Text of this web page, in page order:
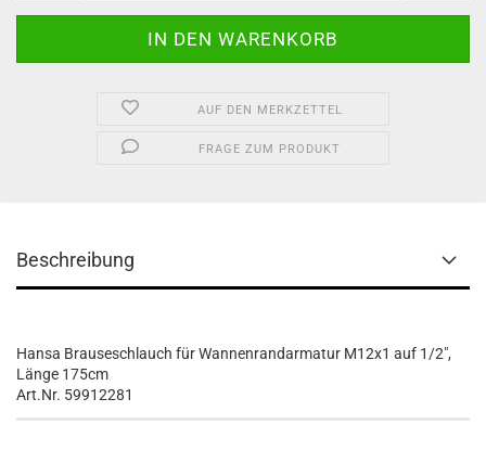
AUF DEN MERKZETTEL
FRAGE ZUM PRODUKT
Beschreibung
Hansa Brauseschlauch für Wannenrandarmatur M12x1 auf 1/2",
Länge 175cm
Art.Nr. 59912281